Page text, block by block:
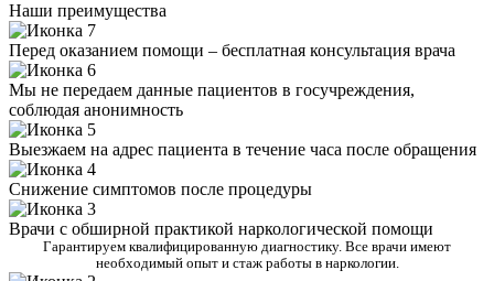
Наши преимущества
Перед оказанием помощи – бесплатная консультация врача
Мы не передаем данные пациентов в госучреждения,
соблюдая анонимность
Выезжаем на адрес пациента в течение часа после обращения
Снижение симптомов после процедуры
Врачи с обширной практикой наркологической помощи
Гарантируем квалифицированную диагностику. Все врачи имеют
необходимый опыт и стаж работы в наркологии.